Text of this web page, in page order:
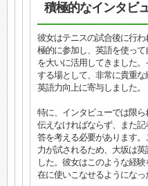
積極的なインタビ
彼女はテニスの試合後に行
極的に参加し、英語を使っ
を大いに活用してきました
する場として、非常に貴重
英語力向上に寄与しました。
特に、インタビューでは限
伝えなければならず、また
答を考える必要があります
力が試されるため、大坂は
した。彼女はこのような経
在に使いこなせるようになっ